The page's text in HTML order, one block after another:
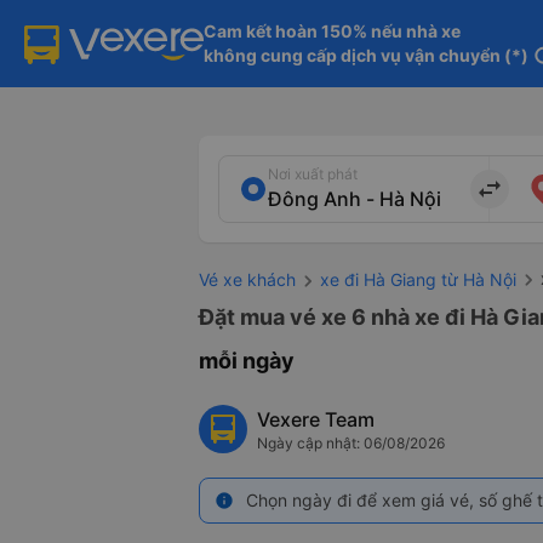
Cam kết hoàn 150% nếu nhà xe
không cung cấp dịch vụ vận chuyển (*)
Nơi xuất phát
import_export
Vé xe khách xe đi Hà Giang từ Hà Nội
Đặt mua vé xe 6 nhà xe đi Hà
mỗi ngày
Vexere Team
Ngày cập nhật: 06/08/2026
info Chọn ngày đi để xem giá vé, số